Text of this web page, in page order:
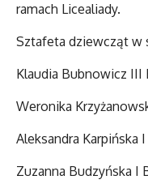
ramach Licealiady.
Sztafeta dziewcząt w
Klaudia Bubnowicz III
Weronika
Aleksandra Karpińska I
Zuzanna Budzyńska I